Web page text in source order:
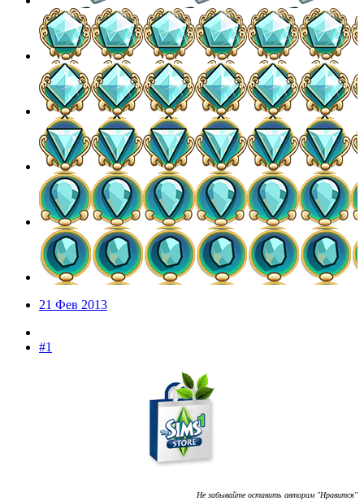
21 Фев 2013
#1
Не забывайте оставить авторам "Нравится"